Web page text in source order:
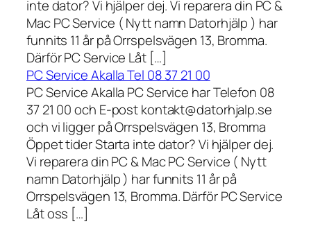
inte dator? Vi hjälper dej. Vi reparera din PC &
Mac PC Service ( Nytt namn Datorhjälp ) har
funnits 11 år på Orrspelsvägen 13, Bromma.
Därför PC Service Låt […]
PC Service Akalla Tel 08 37 21 00
PC Service Akalla PC Service har Telefon 08
37 21 00 och E-post kontakt@datorhjalp.se
och vi ligger på Orrspelsvägen 13, Bromma
Öppet tider Starta inte dator? Vi hjälper dej.
Vi reparera din PC & Mac PC Service ( Nytt
namn Datorhjälp ) har funnits 11 år på
Orrspelsvägen 13, Bromma. Därför PC Service
Låt oss […]